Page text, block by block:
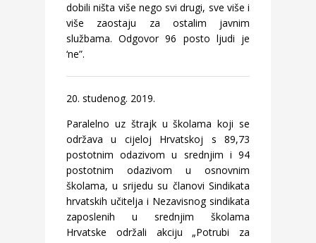
dobili ništa više nego svi drugi, sve više i
više zaostaju za ostalim javnim
službama. Odgovor 96 posto ljudi je
‘ne”.
20. studenog. 2019.
Paralelno uz štrajk u školama koji se
održava u cijeloj Hrvatskoj s 89,73
postotnim odazivom u srednjim i 94
postotnim odazivom u osnovnim
školama, u srijedu su članovi Sindikata
hrvatskih učitelja i Nezavisnog sindikata
zaposlenih u srednjim školama
Hrvatske održali akciju „Potrubi za